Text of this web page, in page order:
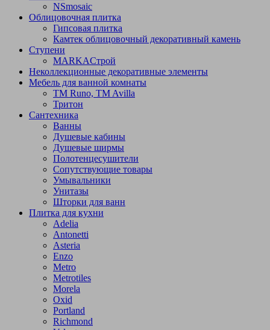
NSmosaic
Облицовочная плитка
Гипсовая плитка
Камтек облицовочный декоративный камень
Ступени
МARKAСтрой
Неколлекционные декоративные элементы
Мебель для ванной комнаты
TM Runo, TM Avilla
Тритон
Сантехника
Ванны
Душевые кабины
Душевые ширмы
Полотенцесушители
Сопутствующие товары
Умывальники
Унитазы
Шторки для ванн
Плитка для кухни
Adelia
Antonetti
Asteria
Enzo
Metro
Metrotiles
Morela
Oxid
Portland
Richmond